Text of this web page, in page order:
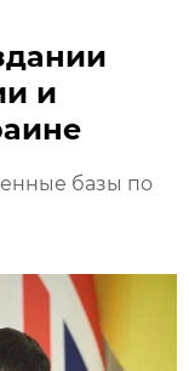
и
базы по